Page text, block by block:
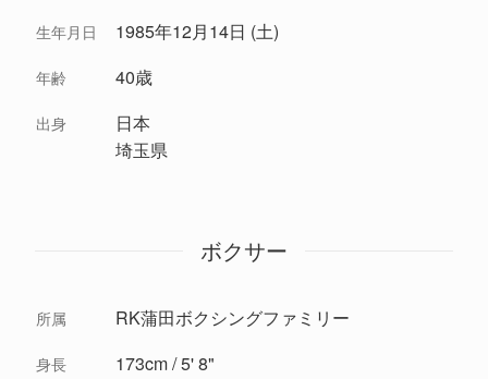
生年月日 1985年12月14日 (土)
年齢 40歳
出身
日本
埼玉県
ボクサー
所属 RK蒲田ボクシングファミリー
身長 173cm / 5' 8"